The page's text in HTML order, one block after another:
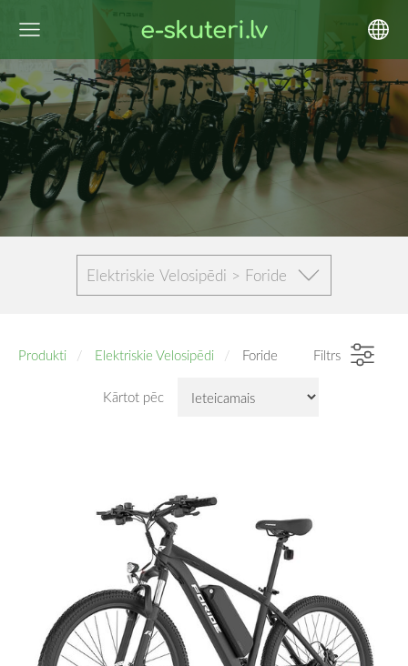
e-skuteri.lv
Elektriskie Velosipēdi > Foride
Produkti Elektriskie Velosipēdi Foride Filtrs
Kārtot pēc